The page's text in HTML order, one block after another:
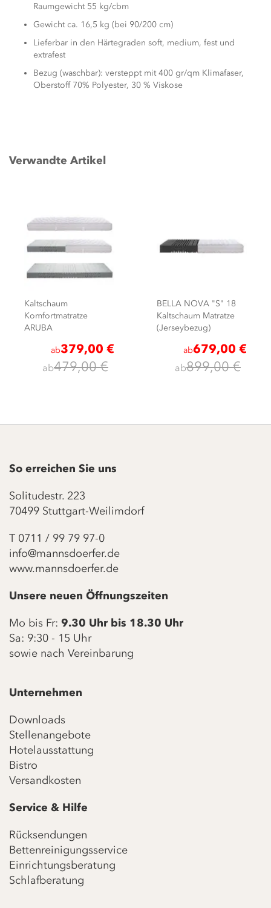
Raumgewicht 55 kg/cbm
Gewicht ca. 16,5 kg (bei 90/200 cm)
Lieferbar in den Härtegraden soft, medium, fest und
extrafest
Bezug (waschbar): versteppt mit 400 gr/qm Klimafaser,
Oberstoff 70% Polyester, 30 % Viskose
Verwandte Artikel
Kaltschaum
Komfortmatratze
ARUBA
ab379,00 €
ab479,00 €
BELLA NOVA "S" 18
Kaltschaum Matratze
(Jerseybezug)
ab679,00 €
ab899,00 €
So erreichen Sie uns
Solitudestr. 223
70499 Stuttgart-Weilimdorf
T 0711 / 99 79 97-0
info@mannsdoerfer.de
www.mannsdoerfer.de
Unsere neuen Öffnungszeiten
Mo bis Fr: 9.30 Uhr bis 18.30 Uhr
Sa: 9:30 - 15 Uhr
sowie nach Vereinbarung
Unternehmen
Downloads
Stellenangebote
Hotelausstattung
Bistro
Versandkosten
Service & Hilfe
Rücksendungen
Bettenreinigungsservice
Einrichtungsberatung
Schlafberatung